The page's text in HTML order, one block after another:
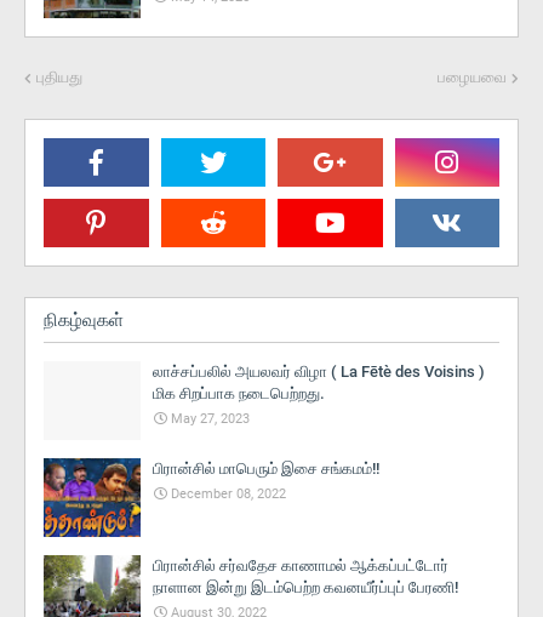
புதியது பழையவை
நிகழ்வுகள்
லாச்சப்பலில் அயலவர் விழா ( La Fētè des Voisins )
மிக சிறப்பாக நடைபெற்றது.
May 27, 2023
பிரான்சில் மாபெரும் இசை சங்கமம்!!
December 08, 2022
பிரான்சில் சர்வதேச காணாமல் ஆக்கப்பட்டோர்
நாளான இன்று இடம்பெற்ற கவனயீர்ப்புப் பேரணி!
August 30, 2022